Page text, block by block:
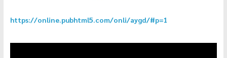
https://online.pubhtml5.com/onli/aygd/#p=1